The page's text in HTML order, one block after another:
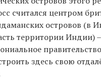
считался центром
островов (в
территории Индии)
здесь свою